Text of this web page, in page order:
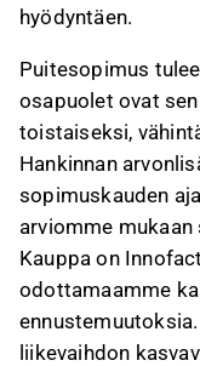
hyödyntäen.
Puitesopimus
osapuolet ovat
toistaiseksi,
Hankinnan
sopimuskauden
arviomme mukaan
Kauppa on
odottamaamme
liikevaihdon